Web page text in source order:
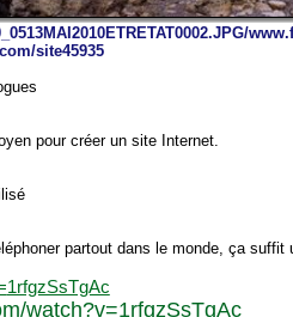
créer un site Internet.
dans le monde, ça suffit une ligne adsl!